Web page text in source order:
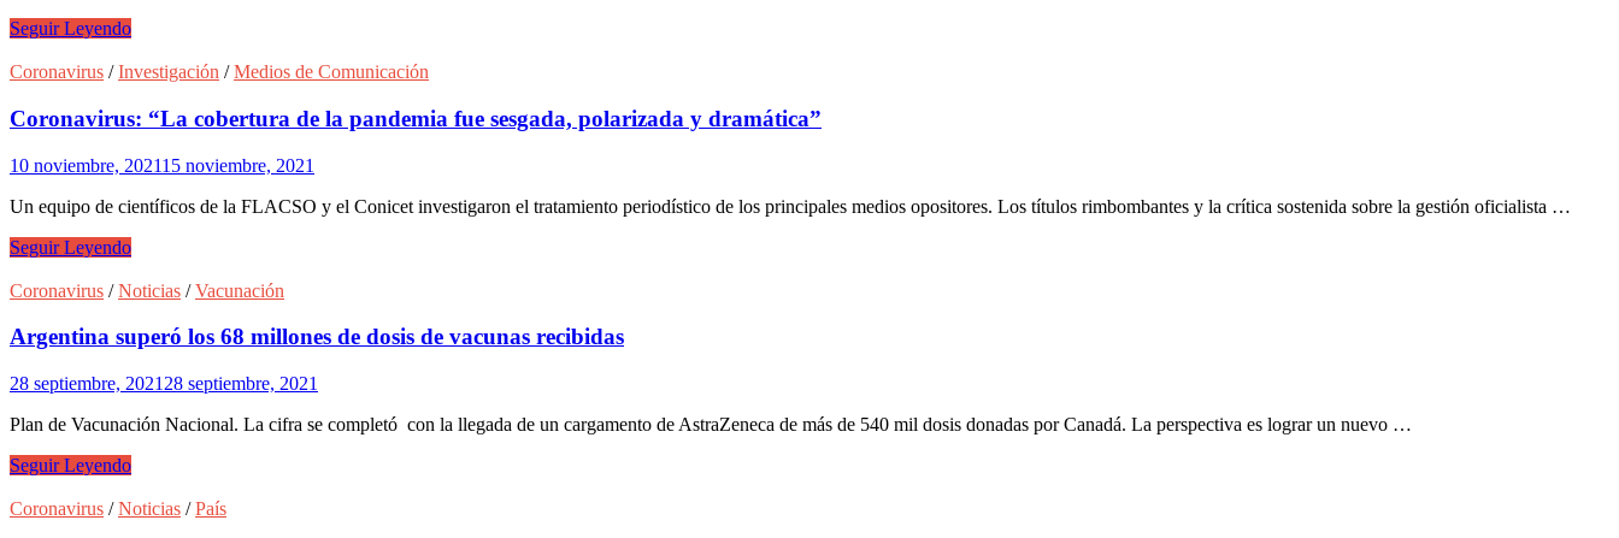
La
de
vacuna
frente
a
una
eventual
nueva
ola
Seguir Leyendo
Coronavirus /Investigación /Medios de Comunicación
Coronavirus: “La cobertura de la pandemia fue sesgada, polarizada y dramática”
10 noviembre, 202115 noviembre, 2021
Un equipo de científicos de la FLACSO y el Conicet investigaron el tratamiento periodístico de los principales medios opositores. Los títulos rimbombantes y la crítica sostenida sobre la gestión oficialista …
Coronavirus:
cobertura
la
pandemia
fue
sesgada,
polarizada
dramática”
Seguir Leyendo
Coronavirus /Noticias /Vacunación
Argentina superó los 68 millones de dosis de vacunas recibidas
28 septiembre, 2021 28 septiembre, 2021
Plan de Vacunación Nacional. La cifra se completó con la llegada de un cargamento de AstraZeneca de más de 540 mil dosis donadas por Canadá. La perspectiva es lograr un nuevo …
Argentina
los
Seguir Leyendo
Coronavirus /Noticias /País